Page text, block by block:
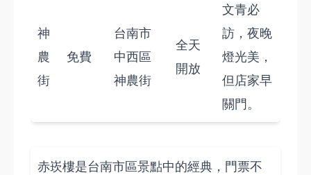
神
農
街
免費
台南市
中西區
神農街
全天
開放
文青必
訪，夜晚
燈光美，
但店家早
關門。
赤崁樓是台南市區景點中的經典，門票不